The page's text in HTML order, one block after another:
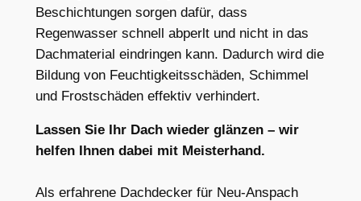
Beschichtungen sorgen dafür, dass
Regenwasser schnell abperlt und nicht in das
Dachmaterial eindringen kann. Dadurch wird die
Bildung von Feuchtigkeitsschäden, Schimmel
und Frostschäden effektiv verhindert.
Lassen Sie Ihr Dach wieder glänzen – wir
helfen Ihnen dabei mit Meisterhand.
Als erfahrene Dachdecker für Neu-Anspach